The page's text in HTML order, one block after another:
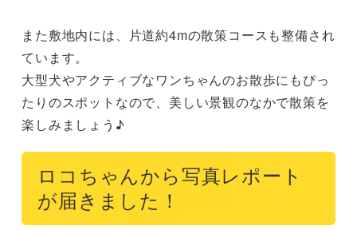
また敷地内には、片道約4mの散策コースも整備され
ています。
大型犬やアクティブなワンちゃんのお散歩にもぴっ
たりのスポットなので、美しい景観のなかで散策を
楽しみましょう♪
ロコちゃんから写真レポート
が届きました！